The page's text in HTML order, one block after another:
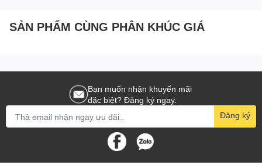
SẢN PHẨM CÙNG PHÂN KHÚC GIÁ
Bạn muốn nhận khuyến mãi
đặc biệt? Đăng ký ngay.
Đăng ký